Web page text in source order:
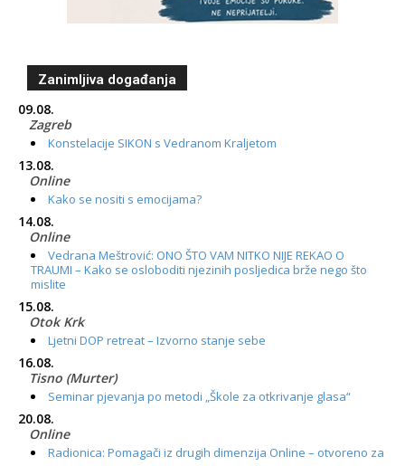
Zanimljiva događanja
09.08.
Zagreb
Konstelacije SIKON s Vedranom Kraljetom
13.08.
Online
Kako se nositi s emocijama?
14.08.
Online
Vedrana Meštrović: ONO ŠTO VAM NITKO NIJE REKAO O
TRAUMI – Kako se osloboditi njezinih posljedica brže nego što
mislite
15.08.
Otok Krk
Ljetni DOP retreat – Izvorno stanje sebe
16.08.
Tisno (Murter)
Seminar pjevanja po metodi „Škole za otkrivanje glasa“
20.08.
Online
Radionica: Pomagači iz drugih dimenzija Online – otvoreno za